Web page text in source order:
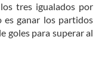
tres igualados por
es ganar los partidos
goles para superar al